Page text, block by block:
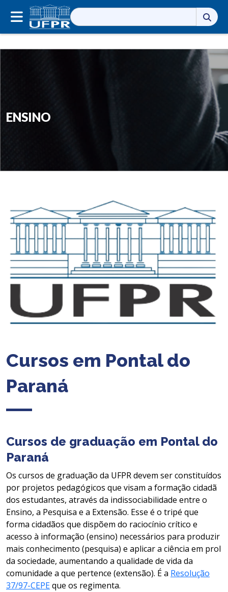
Pesquisar
por:
ENSINO
Cursos em Pontal do
Paraná
Cursos de graduação em Pontal do
Paraná
Os cursos de graduação da UFPR devem ser constituídos
por projetos pedagógicos que visam a formação cidadã
dos estudantes, através da indissociabilidade entre o
Ensino, a Pesquisa e a Extensão. Esse é o tripé que
forma cidadãos que dispõem do raciocínio crítico e
acesso à informação (ensino) necessários para produzir
mais conhecimento (pesquisa) e aplicar a ciência em prol
da sociedade, aumentando a qualidade de vida da
comunidade a que pertence (extensão). É a Resolução
37/97-CEPEque os regimenta.